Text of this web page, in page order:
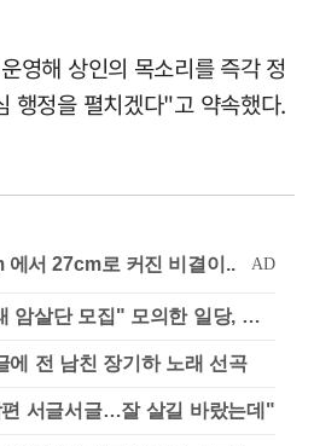
영해 상인의 목소리를 즉각 정
행정을 펼치겠다"고 약속했다.
오픈채팅방서 "정청래 암살단 모집" 모의한 일당, 불구속 송치
에 전 남친 장기하 노래 선곡
서글서글…잘 살길 바랐는데"